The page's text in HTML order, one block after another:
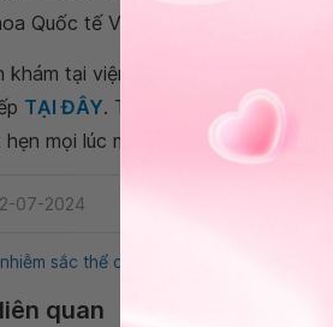
Quốc tế Vinmec Times City.
khám tại viện, Quý khách vui lòng
TẠI ĐÂY. Tải và đặt lịch khám tự
mọi lúc mọi nơi ngay trên ứng
07-2024
sắc thể của phôi.
quan